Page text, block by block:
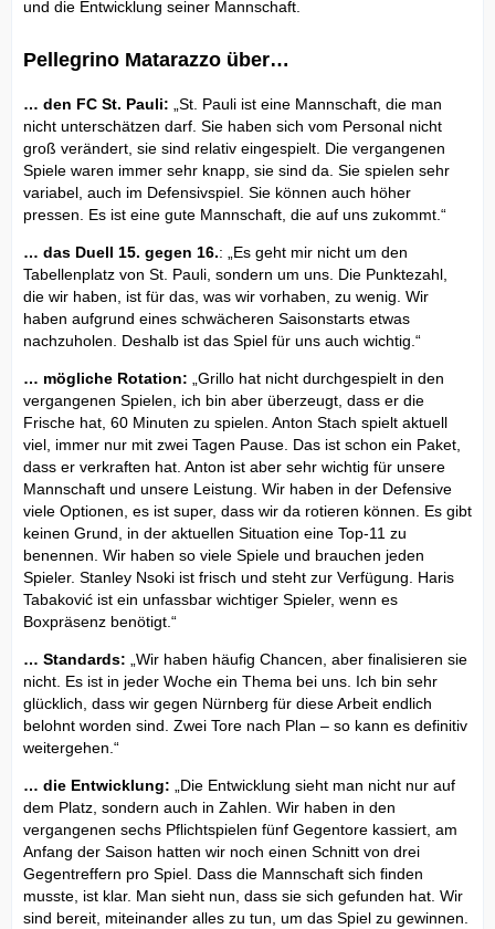
und die Entwicklung seiner Mannschaft.
Pellegrino Matarazzo über…
… den FC St. Pauli: „St. Pauli ist eine Mannschaft, die man
nicht unterschätzen darf. Sie haben sich vom Personal nicht
groß verändert, sie sind relativ eingespielt. Die vergangenen
Spiele waren immer sehr knapp, sie sind da. Sie spielen sehr
variabel, auch im Defensivspiel. Sie können auch höher
pressen. Es ist eine gute Mannschaft, die auf uns zukommt.“
… das Duell 15. gegen 16.: „Es geht mir nicht um den
Tabellenplatz von St. Pauli, sondern um uns. Die Punktezahl,
die wir haben, ist für das, was wir vorhaben, zu wenig. Wir
haben aufgrund eines schwächeren Saisonstarts etwas
nachzuholen. Deshalb ist das Spiel für uns auch wichtig.“
… mögliche Rotation: „Grillo hat nicht durchgespielt in den
vergangenen Spielen, ich bin aber überzeugt, dass er die
Frische hat, 60 Minuten zu spielen. Anton Stach spielt aktuell
viel, immer nur mit zwei Tagen Pause. Das ist schon ein Paket,
dass er verkraften hat. Anton ist aber sehr wichtig für unsere
Mannschaft und unsere Leistung. Wir haben in der Defensive
viele Optionen, es ist super, dass wir da rotieren können. Es gibt
keinen Grund, in der aktuellen Situation eine Top-11 zu
benennen. Wir haben so viele Spiele und brauchen jeden
Spieler. Stanley Nsoki ist frisch und steht zur Verfügung. Haris
Tabaković ist ein unfassbar wichtiger Spieler, wenn es
Boxpräsenz benötigt.“
… Standards: „Wir haben häufig Chancen, aber finalisieren sie
nicht. Es ist in jeder Woche ein Thema bei uns. Ich bin sehr
glücklich, dass wir gegen Nürnberg für diese Arbeit endlich
belohnt worden sind. Zwei Tore nach Plan – so kann es definitiv
weitergehen.“
… die Entwicklung: „Die Entwicklung sieht man nicht nur auf
dem Platz, sondern auch in Zahlen. Wir haben in den
vergangenen sechs Pflichtspielen fünf Gegentore kassiert, am
Anfang der Saison hatten wir noch einen Schnitt von drei
Gegentreffern pro Spiel. Dass die Mannschaft sich finden
musste, ist klar. Man sieht nun, dass sie sich gefunden hat. Wir
sind bereit, miteinander alles zu tun, um das Spiel zu gewinnen.